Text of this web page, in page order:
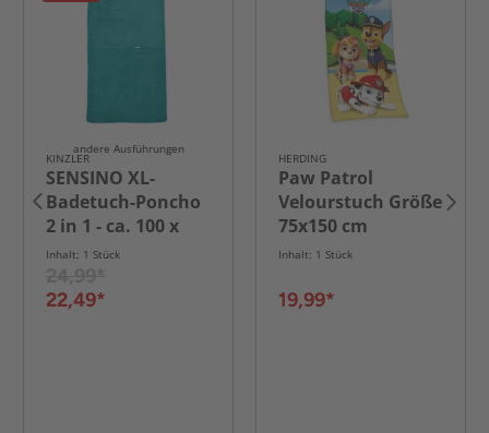
andere Ausführungen
KINZLER
SENSINO XL-
Badetuch-Poncho
2 in 1 - ca. 100 x
200 cm
Inhalt: 1 Stück
22,49*
HERDING
Paw Patrol
Velourstuch Größe
75x150 cm
Inhalt: 1 Stück
19,99*